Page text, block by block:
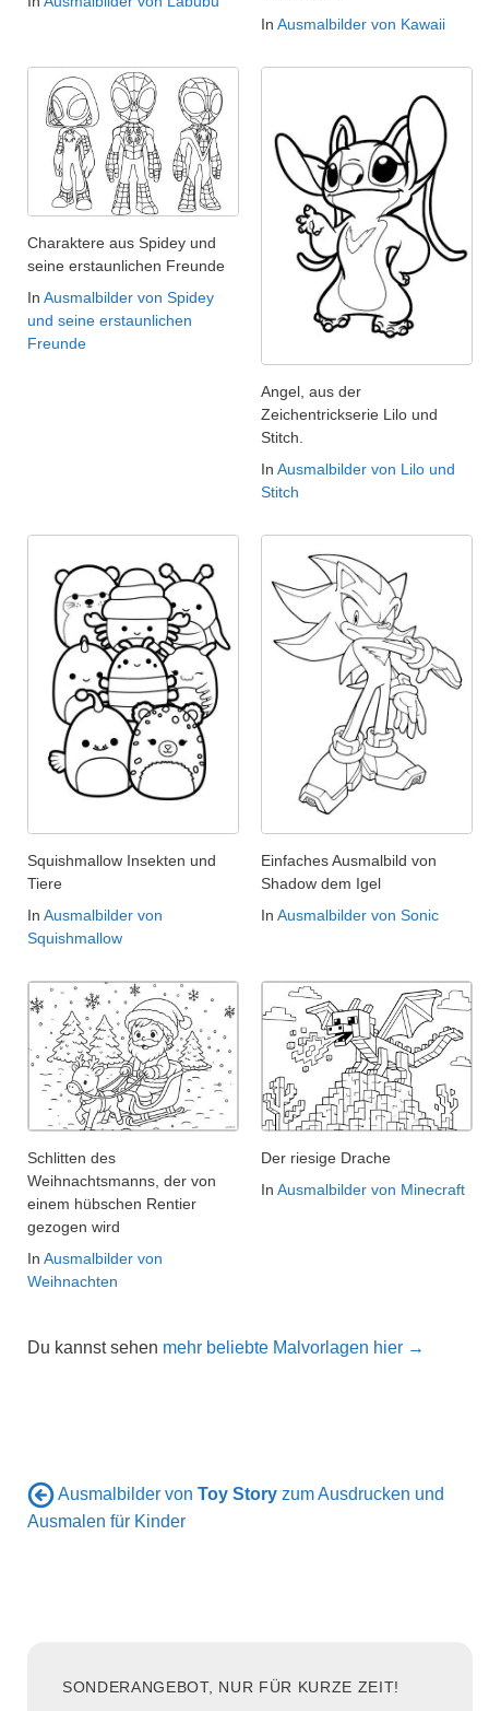
In Ausmalbilder von Kawaii
Charaktere aus Spidey und
seine erstaunlichen Freunde
In Ausmalbilder von Spidey
und seine erstaunlichen
Freunde
Angel, aus der
Zeichentrickserie Lilo und
Stitch.
In Ausmalbilder von Lilo und
Stitch
Squishmallow Insekten und
Tiere
In Ausmalbilder von
Squishmallow
Einfaches Ausmalbild von
Shadow dem Igel
In Ausmalbilder von Sonic
Schlitten des
Weihnachtsmanns, der von
einem hübschen Rentier
gezogen wird
In Ausmalbilder von
Weihnachten
Der riesige Drache
In Ausmalbilder von Minecraft
Du kannst sehen mehr beliebte Malvorlagen hier →
Ausmalbilder von Toy Story zum Ausdrucken und
Ausmalen für Kinder
SONDERANGEBOT, NUR FÜR KURZE ZEIT!